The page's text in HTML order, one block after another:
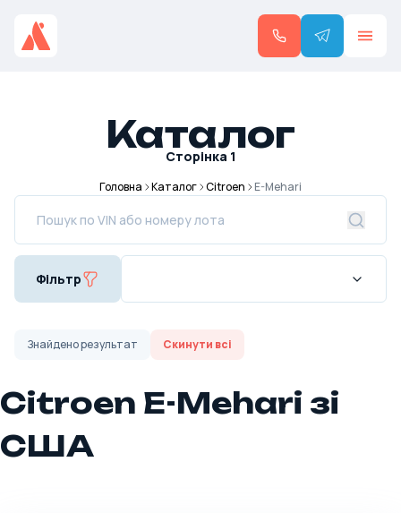
Каталог
Сторінка 1
Головна Каталог Citroen E-Mehari
Фільтр
Знайденорезультат Скинути всі
Citroen E-Mehari зі
США